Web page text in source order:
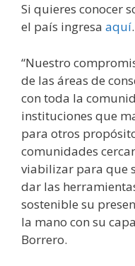
Si quieres conocer
el país ingresa aquí.
“Nuestro
de las áreas de
con toda la
instituciones que
para otros
comunidades
viabilizar para que
dar las
sostenible su
la mano con su
Borrero.